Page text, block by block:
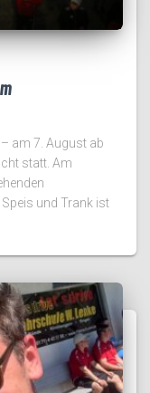
am 7. August ab
statt. Am
und Trank ist